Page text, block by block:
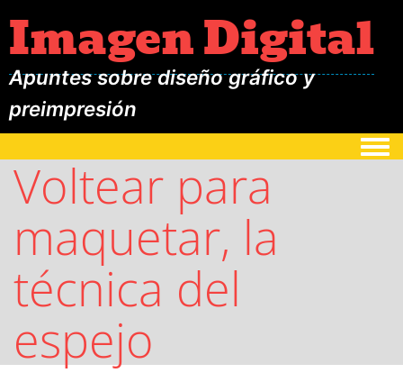
Imagen Digital
Apuntes sobre diseño gráfico y
preimpresión
Voltear para
maquetar, la
técnica del
espejo